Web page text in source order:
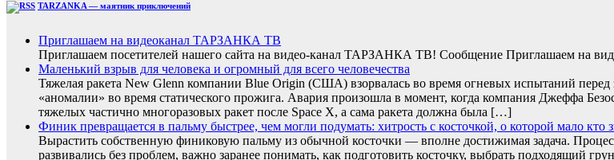
TARZANKA — маятник приключений
Приглашаем на видеоканал ТАРЗАНКА ТВ
Приглашаем посетителей нашего сайта на видео-канал ТАРЗАНКА ТВ! Сообщение Приглашаем на
Маленький взрыв для человека и огромный для всего человечества
Тяжелая ракета New Glenn компании Blue Origin (США) взорвалась во время огневых испытаний
«аномалии» во время статического прожига. Авария произошла в момент, когда компания Джеффа
тяжелых частично многоразовых ракет после Space X, а сама ракета должна была […]
Финик превращается в пальму быстрее, чем могли подумать: хитрость с косточкой, о которой мало кто
Вырастить собственную финиковую пальму из обычной косточки — вполне достижимая задача.
развивались без проблем, важно заранее понимать, как подготовить косточку, выбрать подходящий